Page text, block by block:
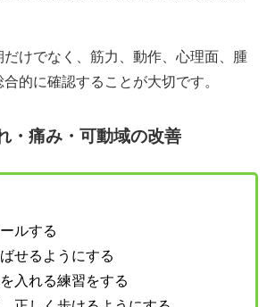
けでなく、筋力、動作、心理面、腫
的に確認することが大切です。
・痛み・可動域の改善
ルする
せるようにする
入れる練習をする